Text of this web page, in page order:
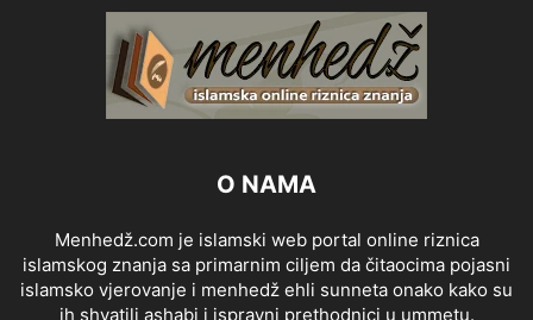
O NAMA
Menhedž.com je islamski web portal online riznica
islamskog znanja sa primarnim ciljem da čitaocima pojasni
islamsko vjerovanje i menhedž ehli sunneta onako kako su
ih shvatili ashabi i ispravni prethodnici u ummetu.